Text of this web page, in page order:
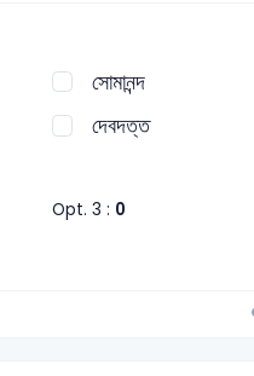
সোমানন্দ
দেবদত্ত
Opt. 3 : 0